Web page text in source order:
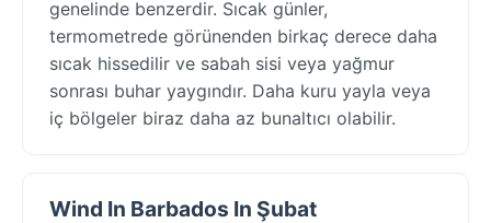
genelinde benzerdir. Sıcak günler,
termometrede görünenden birkaç derece daha
sıcak hissedilir ve sabah sisi veya yağmur
sonrası buhar yaygındır. Daha kuru yayla veya
iç bölgeler biraz daha az bunaltıcı olabilir.
Wind In Barbados In Şubat